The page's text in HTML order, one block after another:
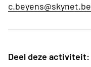
c.beyens@skynet.be
Deel deze activiteit: